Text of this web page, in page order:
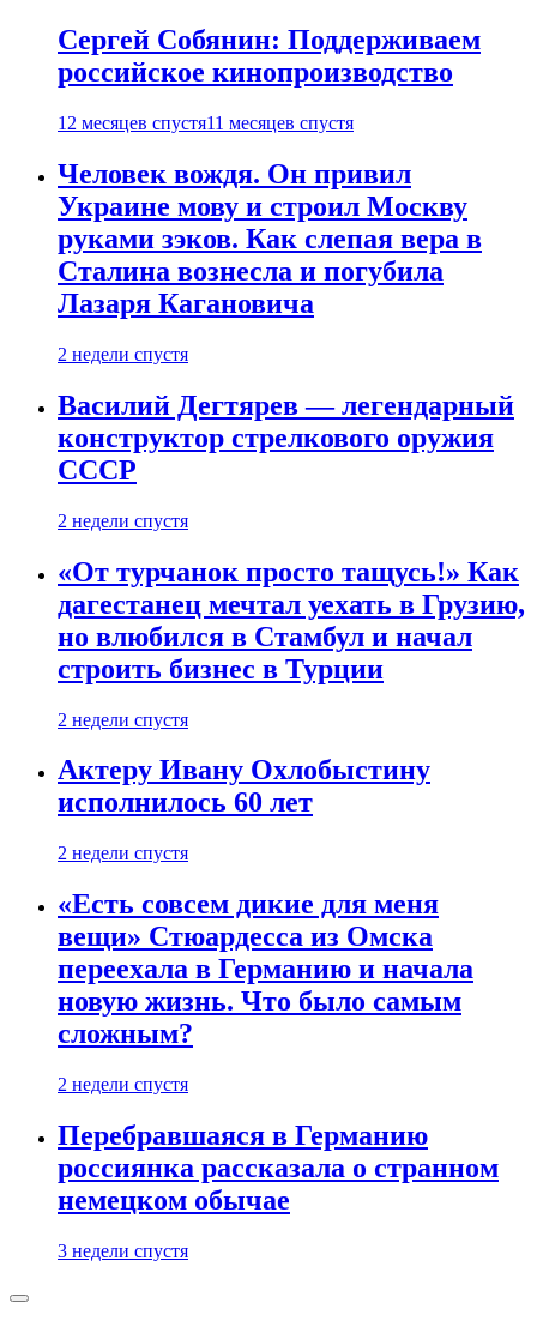
Сергей Собянин: Поддерживаем
российское кинопроизводство
12 месяцев спустя11 месяцев спустя
Человек вождя. Он привил
Украине мову и строил Москву
руками зэков. Как слепая вера в
Сталина вознесла и погубила
Лазаря Кагановича
2 недели спустя
Василий Дегтярев — легендарный
конструктор стрелкового оружия
СССР
2 недели спустя
«От турчанок просто тащусь!» Как
дагестанец мечтал уехать в Грузию,
но влюбился в Стамбул и начал
строить бизнес в Турции
2 недели спустя
Актеру Ивану Охлобыстину
исполнилось 60 лет
2 недели спустя
«Есть совсем дикие для меня
вещи» Стюардесса из Омска
переехала в Германию и начала
новую жизнь. Что было самым
сложным?
2 недели спустя
Перебравшаяся в Германию
россиянка рассказала о странном
немецком обычае
3 недели спустя